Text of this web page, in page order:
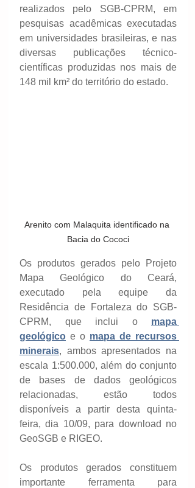
realizados pelo SGB-CPRM, em
pesquisas acadêmicas executadas
em universidades brasileiras, e nas
diversas publicações técnico-
científicas produzidas nos mais de
148 mil km² do território do estado.
Arenito com Malaquita identificado na
Bacia do Cococi
Os produtos gerados pelo Projeto
Mapa Geológico do Ceará,
executado pela equipe da
Residência de Fortaleza do SGB-
CPRM, que inclui o mapa
geológico e o mapa de recursos
minerais, ambos apresentados na
escala 1:500.000, além do conjunto
de bases de dados geológicos
relacionadas, estão todos
disponíveis a partir desta quinta-
feira, dia 10/09, para download no
GeoSGB e RIGEO.
Os produtos gerados constituem
importante ferramenta para